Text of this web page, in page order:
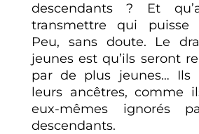
descendants ? Et
transmettre qui puisse
Peu, sans doute. Le
jeunes est qu’ils seront
par de plus jeunes… Ils
leurs ancêtres, comme
eux-mêmes ignorés
descendants.